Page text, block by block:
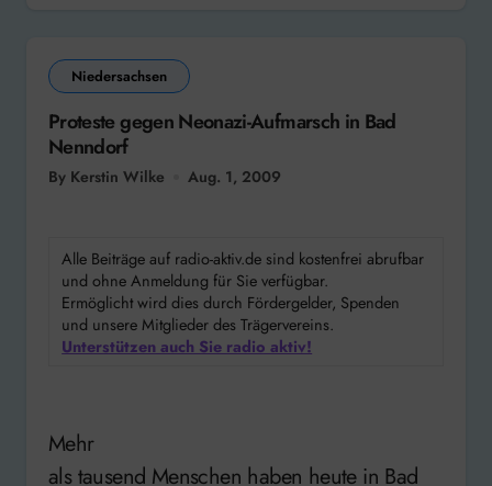
Niedersachsen
Proteste gegen Neonazi-Aufmarsch in Bad
Nenndorf
By Kerstin Wilke Aug. 1, 2009
Alle Beiträge auf radio-aktiv.de sind kostenfrei abrufbar
und ohne Anmeldung für Sie verfügbar.
Ermöglicht wird dies durch Fördergelder, Spenden
und unsere Mitglieder des Trägervereins.
Unterstützen auch Sie radio aktiv!
Mehr
als tausend Menschen haben heute in Bad